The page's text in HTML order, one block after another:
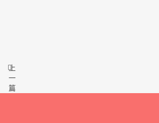
上
一
篇